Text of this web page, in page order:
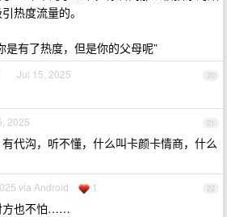
热度流量的。
是有了热度，但是你的父母呢”
20
Jul 15, 2025
21
2025
代沟，听不懂，什么叫卡颜卡情商，什么
22
via Android 1
方也不怕……